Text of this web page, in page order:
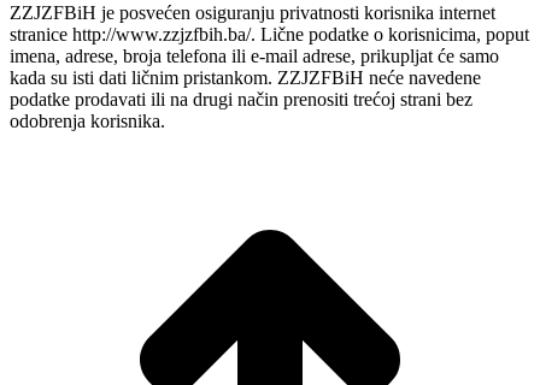
ZZJZFBiH je posvećen osiguranju privatnosti korisnika internet
stranice http://www.zzjzfbih.ba/. Lične podatke o korisnicima, poput
imena, adrese, broja telefona ili e-mail adrese, prikupljat će samo
kada su isti dati ličnim pristankom. ZZJZFBiH neće navedene
podatke prodavati ili na drugi način prenositi trećoj strani bez
odobrenja korisnika.